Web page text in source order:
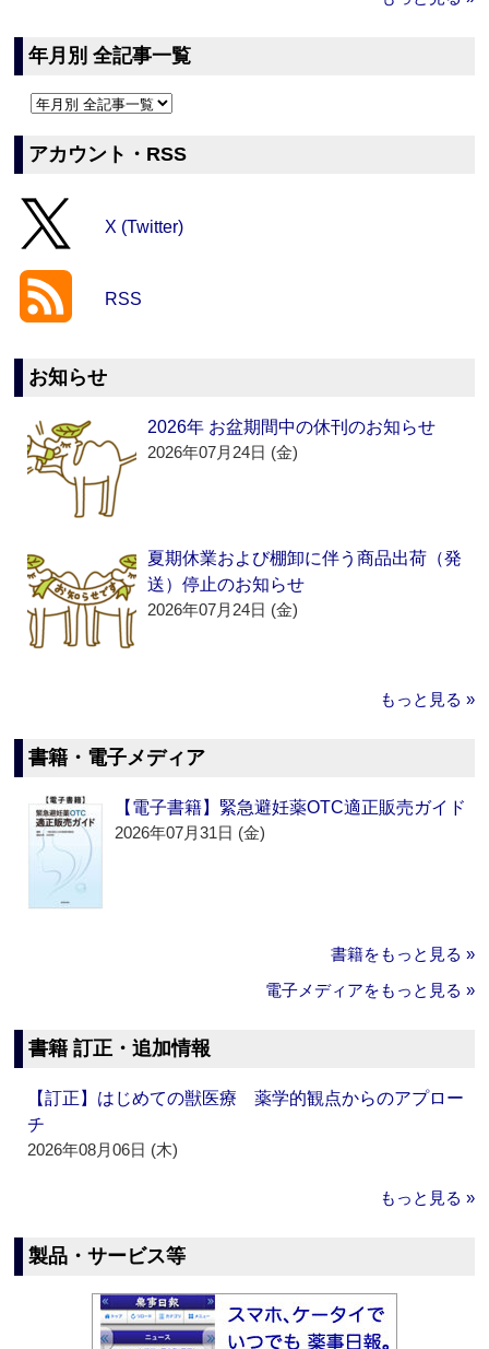
年月別 全記事一覧
アカウント・RSS
X (Twitter)
RSS
お知らせ
2026年 お盆期間中の休刊のお知らせ
2026年07月24日 (金)
夏期休業および棚卸に伴う商品出荷（発
送）停止のお知らせ
2026年07月24日 (金)
もっと見る »
書籍・電子メディア
【電子書籍】緊急避妊薬OTC適正販売ガイド
2026年07月31日 (金)
書籍をもっと見る »
電子メディアをもっと見る »
書籍 訂正・追加情報
【訂正】はじめての獣医療 薬学的観点からのアプロー
チ
2026年08月06日 (木)
もっと見る »
製品・サービス等